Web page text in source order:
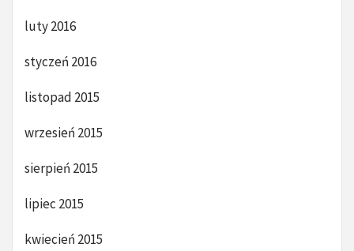
luty 2016
styczeń 2016
listopad 2015
wrzesień 2015
sierpień 2015
lipiec 2015
kwiecień 2015